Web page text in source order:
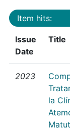
Item hits:
Issue
Date
Title
2023
la